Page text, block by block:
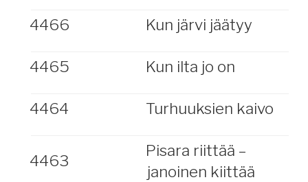
4466 Kun järvi jäätyy
4465 Kun ilta jo on
4464 Turhuuksien kaivo
4463
Pisara riittää –
janoinen kiittää